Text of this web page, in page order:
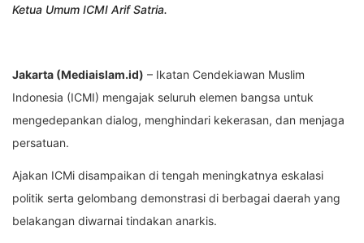
Ketua Umum ICMI Arif Satria.
Jakarta (Mediaislam.id) – Ikatan Cendekiawan Muslim
Indonesia (ICMI) mengajak seluruh elemen bangsa untuk
mengedepankan dialog, menghindari kekerasan, dan menjaga
persatuan.
Ajakan ICMi disampaikan di tengah meningkatnya eskalasi
politik serta gelombang demonstrasi di berbagai daerah yang
belakangan diwarnai tindakan anarkis.